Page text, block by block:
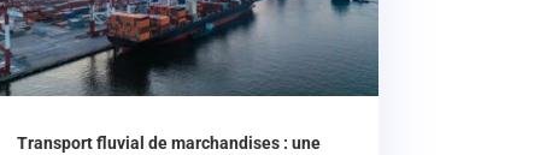
Transport fluvial de marchandises : une